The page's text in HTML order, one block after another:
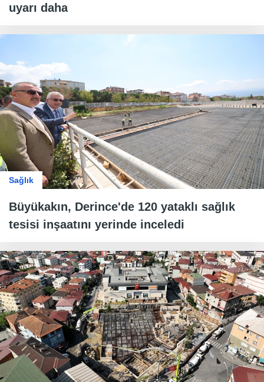
uyarı daha
Sağlık
Büyükakın, Derince'de 120 yataklı sağlık
tesisi inşaatını yerinde inceledi